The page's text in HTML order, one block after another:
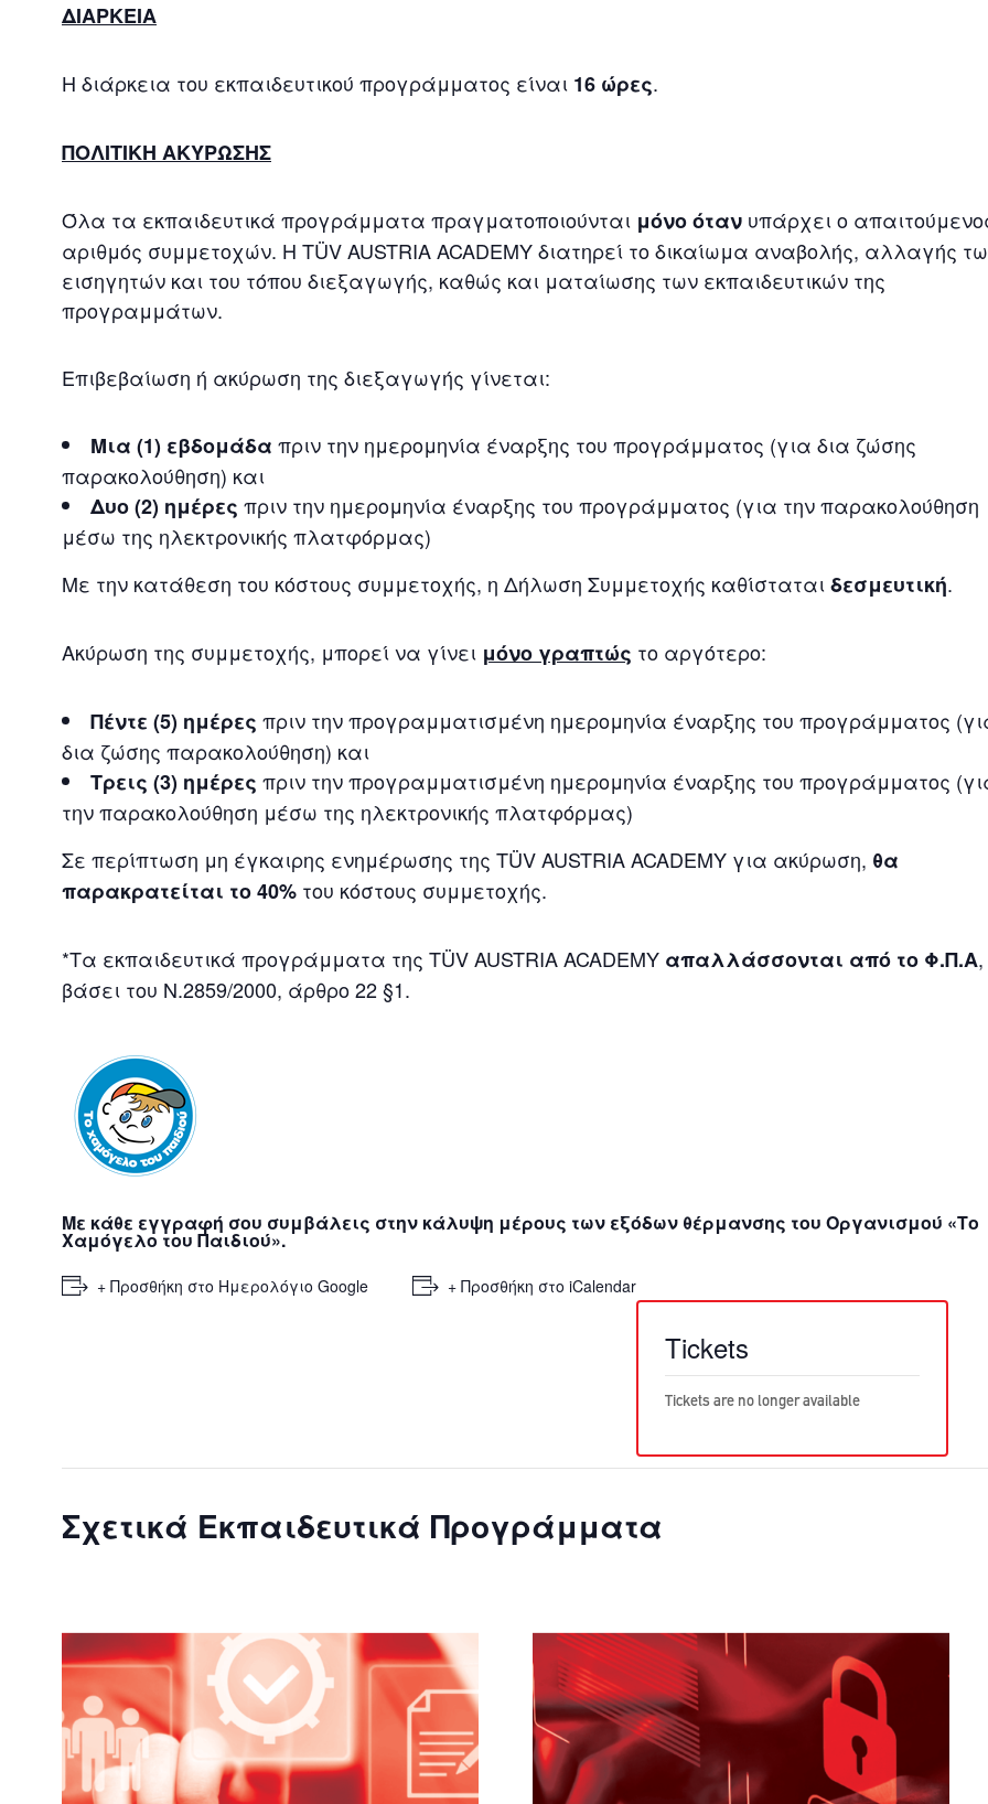
ΔΙΑΡΚΕΙΑ
Η διάρκεια του εκπαιδευτικού προγράμματος είναι 16 ώρες.
ΠΟΛΙΤΙΚΗ ΑΚΥΡΩΣΗΣ
Όλα τα εκπαιδευτικά προγράμματα πραγματοποιούνται μόνο όταν υπάρχει ο
αριθμός συμμετοχών. Η TÜV AUSTRIA ACADEMY διατηρεί το δικαίωμα αναβολής, αλλαγής
εισηγητών και του τόπου διεξαγωγής, καθώς και ματαίωσης των εκπαιδευτικών της
προγραμμάτων.
Επιβεβαίωση ή ακύρωση της διεξαγωγής γίνεται:
Μια (1) εβδομάδα πριν την ημερομηνία έναρξης του προγράμματος (για δια ζώσης
παρακολούθηση) και
Δυο (2) ημέρες πριν την ημερομηνία έναρξης του προγράμματος (για την παρακολούθηση
μέσω της ηλεκτρονικής πλατφόρμας)
Με την κατάθεση του κόστους συμμετοχής, η Δήλωση Συμμετοχής καθίσταται δεσμευτική.
Ακύρωση της συμμετοχής, μπορεί να γίνει μόνο γραπτώς το αργότερο:
Πέντε (5) ημέρες πριν την προγραμματισμένη ημερομηνία έναρξης του προγράμματος
δια ζώσης παρακολούθηση) και
Τρεις (3) ημέρες πριν την προγραμματισμένη ημερομηνία έναρξης του προγράμματος
την παρακολούθηση μέσω της ηλεκτρονικής πλατφόρμας)
Σε περίπτωση μη έγκαιρης ενημέρωσης της TÜV AUSTRIA ACADEMY για ακύρωση, θα
παρακρατείται το 40% του κόστους συμμετοχής.
*Τα εκπαιδευτικά προγράμματα της TÜV AUSTRIA ACADEMY απαλλάσσονται από το Φ.Π.Α,
βάσει του Ν.2859/2000, άρθρο 22 §1.
Με κάθε εγγραφή σου συμβάλεις στην κάλυψη μέρους των εξόδων θέρμανσης του Οργανισμού «Το
Χαμόγελο του Παιδιού».
+ Προσθήκη στο Ημερολόγιο Google + Προσθήκη στο iCalendar
Tickets
Tickets are no longer available
Σχετικά Εκπαιδευτικά Προγράμματα